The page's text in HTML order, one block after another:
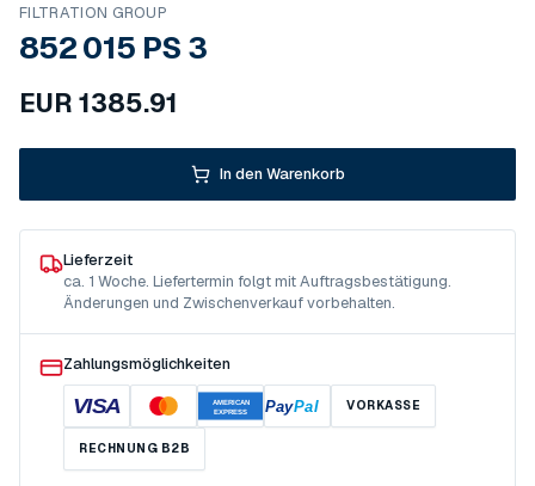
FILTRATION GROUP
852 015 PS 3
EUR 1385.91
In den Warenkorb
Lieferzeit
ca. 1 Woche. Liefertermin folgt mit Auftragsbestätigung.
Änderungen und Zwischenverkauf vorbehalten.
Zahlungsmöglichkeiten
VISA
AMERICAN
EXPRESS
PayPal VORKASSE
RECHNUNG B2B